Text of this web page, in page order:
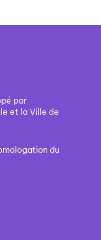
par
et la Ville de